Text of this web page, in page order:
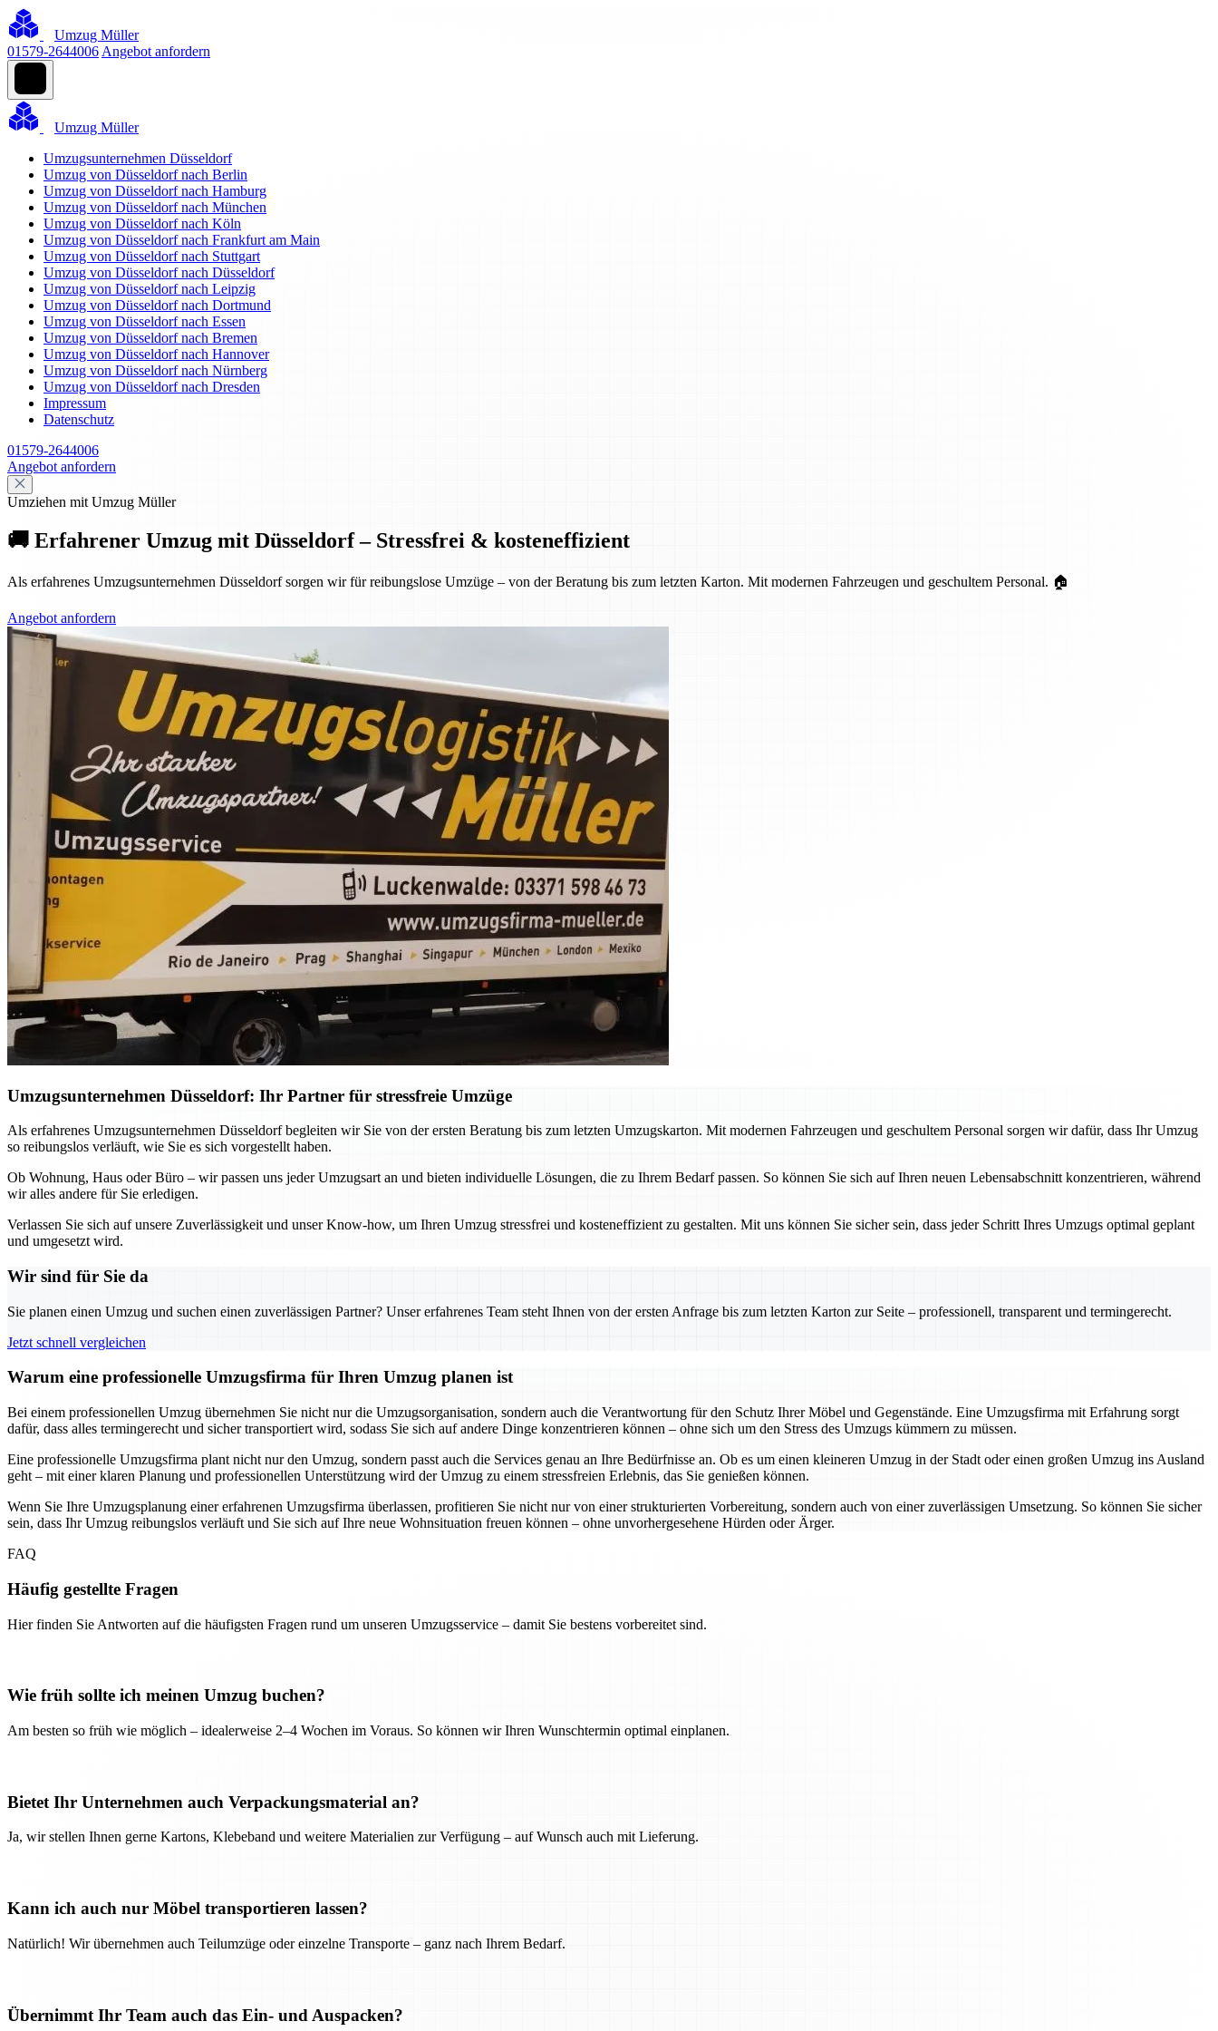
Umzug Müller
01579-2644006 Angebot anfordern
Umzug Müller
Umzugsunternehmen Düsseldorf
Umzug von Düsseldorf nach Berlin
Umzug von Düsseldorf nach Hamburg
Umzug von Düsseldorf nach München
Umzug von Düsseldorf nach Köln
Umzug von Düsseldorf nach Frankfurt am Main
Umzug von Düsseldorf nach Stuttgart
Umzug von Düsseldorf nach Düsseldorf
Umzug von Düsseldorf nach Leipzig
Umzug von Düsseldorf nach Dortmund
Umzug von Düsseldorf nach Essen
Umzug von Düsseldorf nach Bremen
Umzug von Düsseldorf nach Hannover
Umzug von Düsseldorf nach Nürnberg
Umzug von Düsseldorf nach Dresden
Impressum
Datenschutz
01579-2644006
Angebot anfordern
Umziehen mit Umzug Müller
🚚 Erfahrener Umzug mit Düsseldorf – Stressfrei & kosteneffizient
Als erfahrenes Umzugsunternehmen Düsseldorf sorgen wir für reibungslose Umzüge – von der Beratung bis zum letzten Karton. Mit modernen Fahrzeugen und geschultem Personal. 🏠
Angebot anfordern
Umzugsunternehmen Düsseldorf: Ihr Partner für stressfreie Umzüge
Als erfahrenes Umzugsunternehmen Düsseldorf begleiten wir Sie von der ersten Beratung bis zum letzten Umzugskarton. Mit modernen Fahrzeugen und geschultem Personal sorgen wir dafür, dass Ihr Umzug
so reibungslos verläuft, wie Sie es sich vorgestellt haben.
Ob Wohnung, Haus oder Büro – wir passen uns jeder Umzugsart an und bieten individuelle Lösungen, die zu Ihrem Bedarf passen. So können Sie sich auf Ihren neuen Lebensabschnitt konzentrieren, während
wir alles andere für Sie erledigen.
Verlassen Sie sich auf unsere Zuverlässigkeit und unser Know-how, um Ihren Umzug stressfrei und kosteneffizient zu gestalten. Mit uns können Sie sicher sein, dass jeder Schritt Ihres Umzugs optimal geplant
und umgesetzt wird.
Wir sind für Sie da
Sie planen einen Umzug und suchen einen zuverlässigen Partner? Unser erfahrenes Team steht Ihnen von der ersten Anfrage bis zum letzten Karton zur Seite – professionell, transparent und termingerecht.
Jetzt schnell vergleichen
Warum eine professionelle Umzugsfirma für Ihren Umzug planen ist
Bei einem professionellen Umzug übernehmen Sie nicht nur die Umzugsorganisation, sondern auch die Verantwortung für den Schutz Ihrer Möbel und Gegenstände. Eine Umzugsfirma mit Erfahrung sorgt
dafür, dass alles termingerecht und sicher transportiert wird, sodass Sie sich auf andere Dinge konzentrieren können – ohne sich um den Stress des Umzugs kümmern zu müssen.
Eine professionelle Umzugsfirma plant nicht nur den Umzug, sondern passt auch die Services genau an Ihre Bedürfnisse an. Ob es um einen kleineren Umzug in der Stadt oder einen großen Umzug ins Ausland
geht – mit einer klaren Planung und professionellen Unterstützung wird der Umzug zu einem stressfreien Erlebnis, das Sie genießen können.
Wenn Sie Ihre Umzugsplanung einer erfahrenen Umzugsfirma überlassen, profitieren Sie nicht nur von einer strukturierten Vorbereitung, sondern auch von einer zuverlässigen Umsetzung. So können Sie sicher
sein, dass Ihr Umzug reibungslos verläuft und Sie sich auf Ihre neue Wohnsituation freuen können – ohne unvorhergesehene Hürden oder Ärger.
FAQ
Häufig gestellte Fragen
Hier finden Sie Antworten auf die häufigsten Fragen rund um unseren Umzugsservice – damit Sie bestens vorbereitet sind.
Wie früh sollte ich meinen Umzug buchen?
Am besten so früh wie möglich – idealerweise 2–4 Wochen im Voraus. So können wir Ihren Wunschtermin optimal einplanen.
Bietet Ihr Unternehmen auch Verpackungsmaterial an?
Ja, wir stellen Ihnen gerne Kartons, Klebeband und weitere Materialien zur Verfügung – auf Wunsch auch mit Lieferung.
Kann ich auch nur Möbel transportieren lassen?
Natürlich! Wir übernehmen auch Teilumzüge oder einzelne Transporte – ganz nach Ihrem Bedarf.
Übernimmt Ihr Team auch das Ein- und Auspacken?